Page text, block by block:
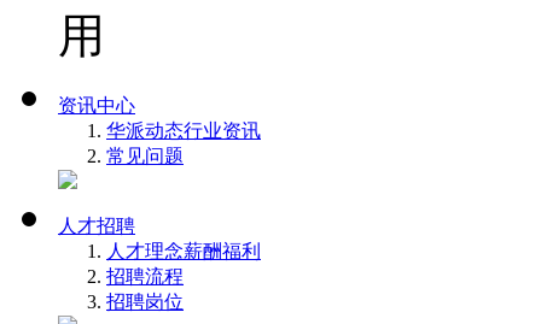
资讯中心
华派动态行业资讯
常见问题
人才招聘
人才理念薪酬福利
招聘流程
招聘岗位